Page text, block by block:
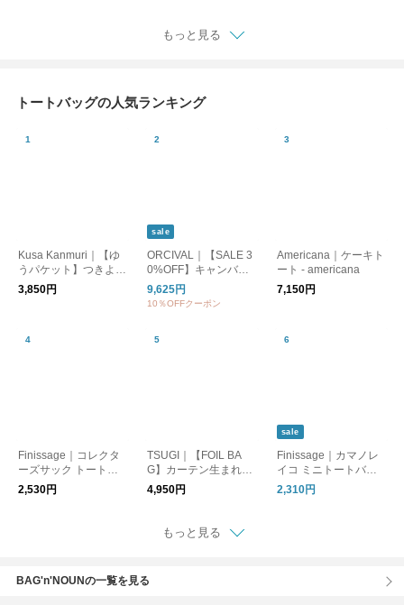
もっと見る
トートバッグの人気ランキング
Kusa Kanmuri｜【ゆ
うパケット】つきよの
うさぎ ばっぐ トー
トバッグ うさぎ エ
3,850円
sale
ORCIVAL｜【SALE 3
0%OFF】キャンバス
トートバッグM or-h02
84kwc
9,625円
10％OFFクーポン
Americana｜ケーキト
ート - americana
7,150円
Finissage｜コレクタ
ーズサック トートバ
ッグ [ゆうパケット対
応] ギフト
2,530円
TSUGI｜【FOIL BA
G】カーテン生まれの
シルバー トートバッ
グ（SHIWA/FLAT）
4,950円
sale
Finissage｜カマノレ
イコ ミニトートバッ
グ
2,310円
もっと見る
BAG'n'NOUNの一覧を見る